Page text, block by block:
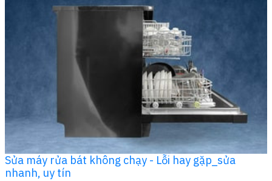
Sửa máy rửa bát không chạy - Lỗi hay gặp_sửa
nhanh, uy tín